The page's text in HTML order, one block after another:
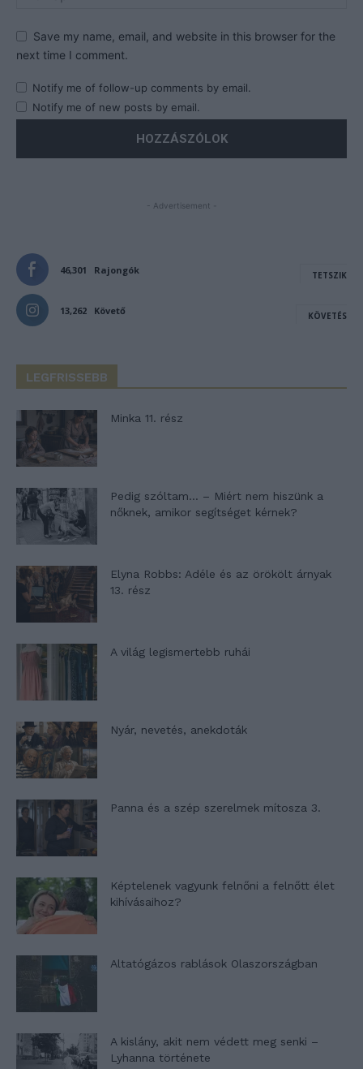
Save my name, email, and website in this browser for the
next time I comment.
Notify me of follow-up comments by email.
Notify me of new posts by email.
- Advertisement -
46,301 Rajongók TETSZIK
13,262 Követő KÖVETÉS
LEGFRISSEBB
Minka 11. rész
Pedig szóltam… – Miért nem hiszünk a
nőknek, amikor segítséget kérnek?
Elyna Robbs: Adéle és az örökölt árnyak
13. rész
A világ legismertebb ruhái
Nyár, nevetés, anekdoták
Panna és a szép szerelmek mítosza 3.
Képtelenek vagyunk felnőni a felnőtt élet
kihívásaihoz?
Altatógázos rablások Olaszországban
A kislány, akit nem védett meg senki –
Lyhanna története